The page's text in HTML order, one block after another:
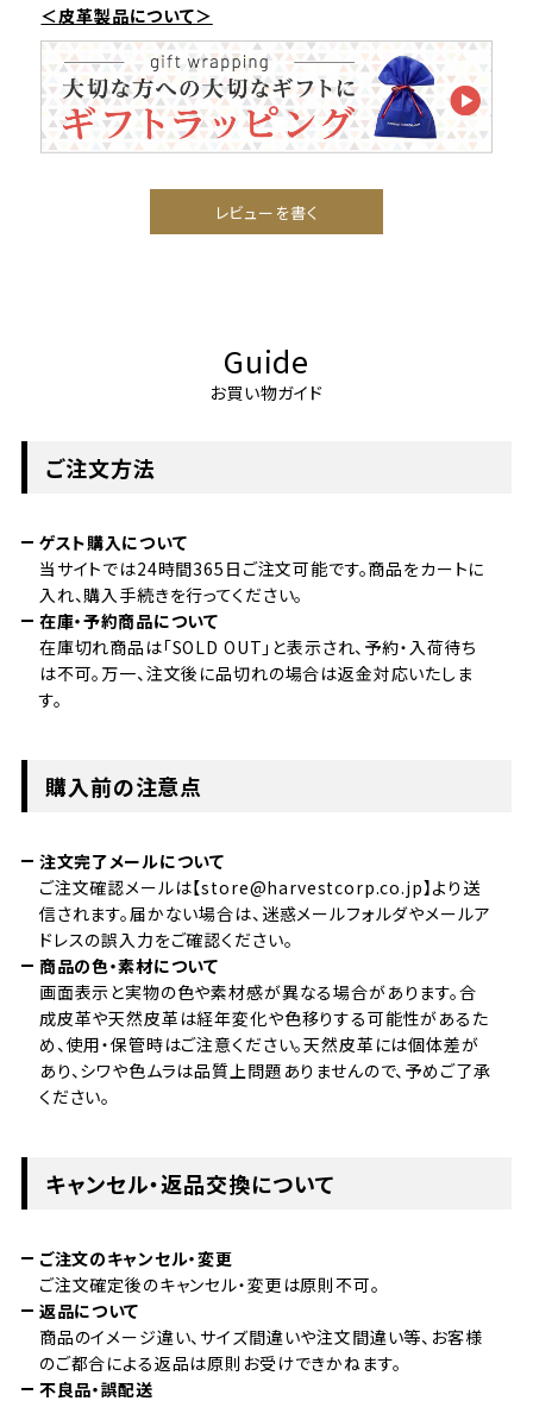
＜皮革製品について＞
レビューを書く
Guide
お買い物ガイド
ご注文方法
ゲスト購入について
当サイトでは24時間365日ご注文可能です。商品をカートに
入れ、購入手続きを行ってください。
在庫・予約商品について
在庫切れ商品は「SOLD OUT」と表示され、予約・入荷待ち
は不可。万一、注文後に品切れの場合は返金対応いたしま
す。
購入前の注意点
注文完了メールについて
ご注文確認メールは【store@harvestcorp.co.jp】より送
信されます。届かない場合は、迷惑メールフォルダやメールア
ドレスの誤入力をご確認ください。
商品の色・素材について
画面表示と実物の色や素材感が異なる場合があります。合
成皮革や天然皮革は経年変化や色移りする可能性があるた
め、使用・保管時はご注意ください。天然皮革には個体差が
あり、シワや色ムラは品質上問題ありませんので、予めご了承
ください。
キャンセル・返品交換について
ご注文のキャンセル・変更
ご注文確定後のキャンセル・変更は原則不可。
返品について
商品のイメージ違い、サイズ間違いや注文間違い等、お客様
のご都合による返品は原則お受けできかねます。
不良品・誤配送